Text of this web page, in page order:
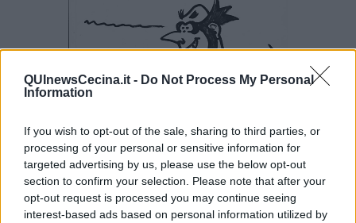
QUInewsCecina.it - Do Not Process My Personal
Information
If you wish to opt-out of the sale, sharing to third parties, or
processing of your personal or sensitive information for
targeted advertising by us, please use the below opt-out
section to confirm your selection. Please note that after your
opt-out request is processed you may continue seeing
interest-based ads based on personal information utilized by